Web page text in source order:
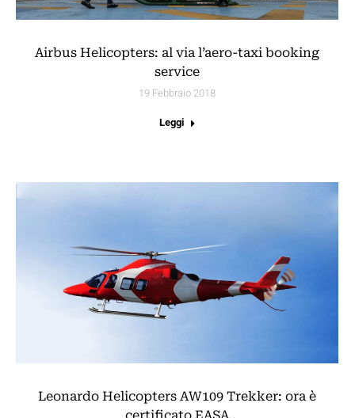
Airbus Helicopters: al via l’aero-taxi booking
service
19 Febbraio 2018
Leggi
Leonardo Helicopters AW109 Trekker: ora è